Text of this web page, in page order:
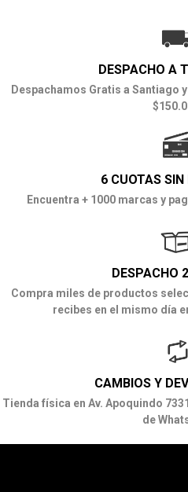
DESPACHO A
Despachamos Gratis a Santiago
6 CUOTAS SIN
Encuentra + 1000 marcas y
DESPACHO
Compra miles de productos
recibes en el mismo día
CAMBIOS Y
Tienda física en Av. Apoquindo
de